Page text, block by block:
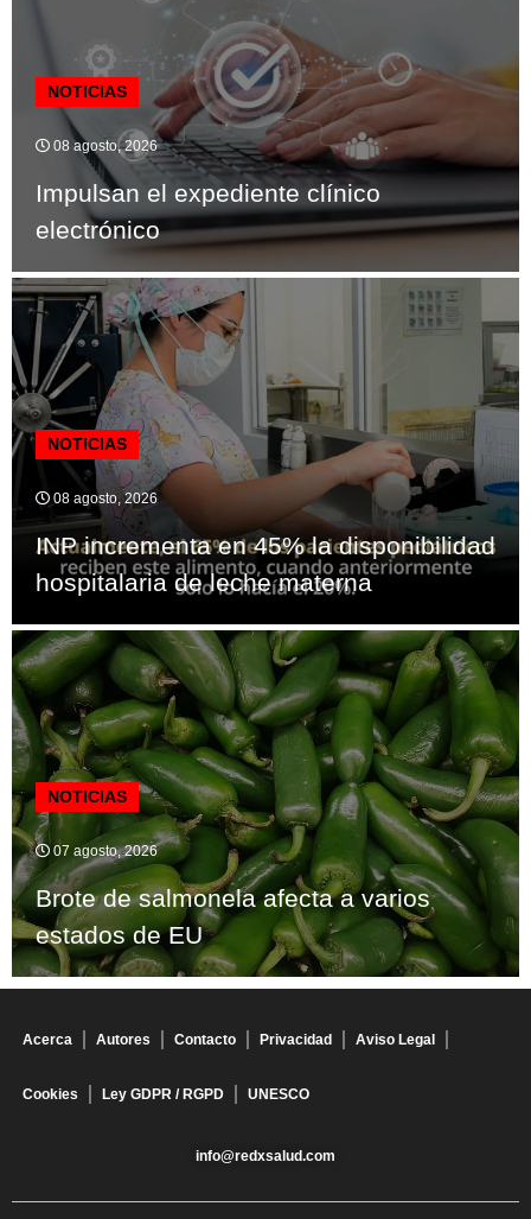
NOTICIAS
08 agosto, 2026
Impulsan el expediente clínico
electrónico
NOTICIAS
08 agosto, 2026
INP incrementa en 45% la disponibilidad
hospitalaria de leche materna
NOTICIAS
07 agosto, 2026
Brote de salmonela afecta a varios
estados de EU
Acerca Autores Contacto Privacidad Aviso Legal
Cookies Ley GDPR / RGPD UNESCO
info@redxsalud.com